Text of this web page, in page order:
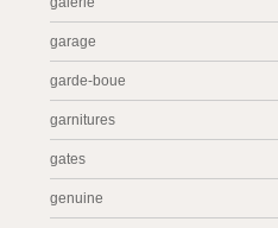
garage
garde-boue
garnitures
gates
genuine